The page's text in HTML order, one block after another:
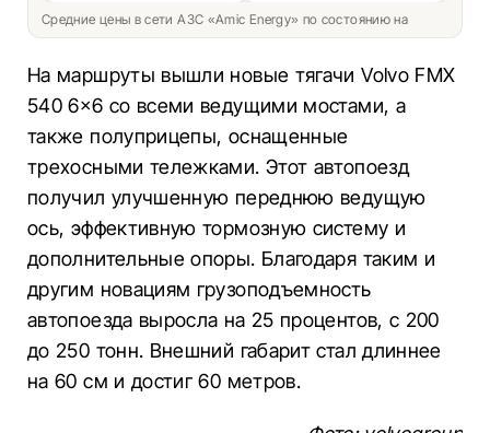
Средние цены в сети АЗС «Amic Energy» по состоянию на
На маршруты вышли новые тягачи Volvo FMX
540 6×6 со всеми ведущими мостами, а
также полуприцепы, оснащенные
трехосными тележками. Этот автопоезд
получил улучшенную переднюю ведущую
ось, эффективную тормозную систему и
дополнительные опоры. Благодаря таким и
другим новациям грузоподъемность
автопоезда выросла на 25 процентов, с 200
до 250 тонн. Внешний габарит стал длиннее
на 60 см и достиг 60 метров.